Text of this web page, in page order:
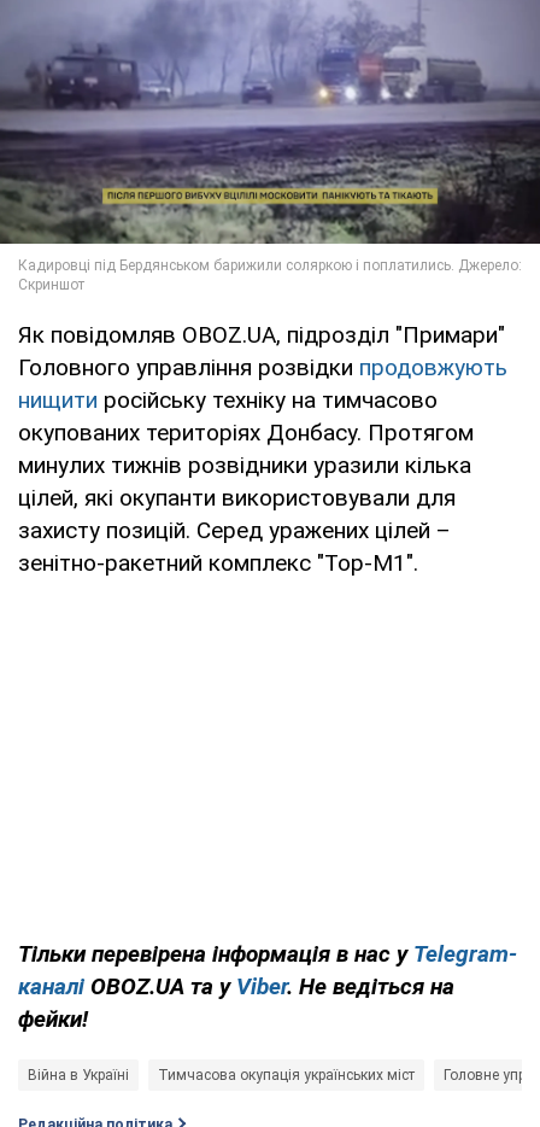
Як повідомляв OBOZ.UA, підрозділ "Примари"
Головного управління розвідки продовжують
нищити російську техніку на тимчасово
окупованих територіях Донбасу. Протягом
минулих тижнів розвідники уразили кілька
цілей, які окупанти використовували для
захисту позицій. Серед уражених цілей –
зенітно-ракетний комплекс "Тор-М1".
Тільки перевірена інформація в нас у Telegram-
каналі OBOZ.UA та у Viber. Не ведіться на
фейки!
Війна в Україні Тимчасова окупація українських міст Головне